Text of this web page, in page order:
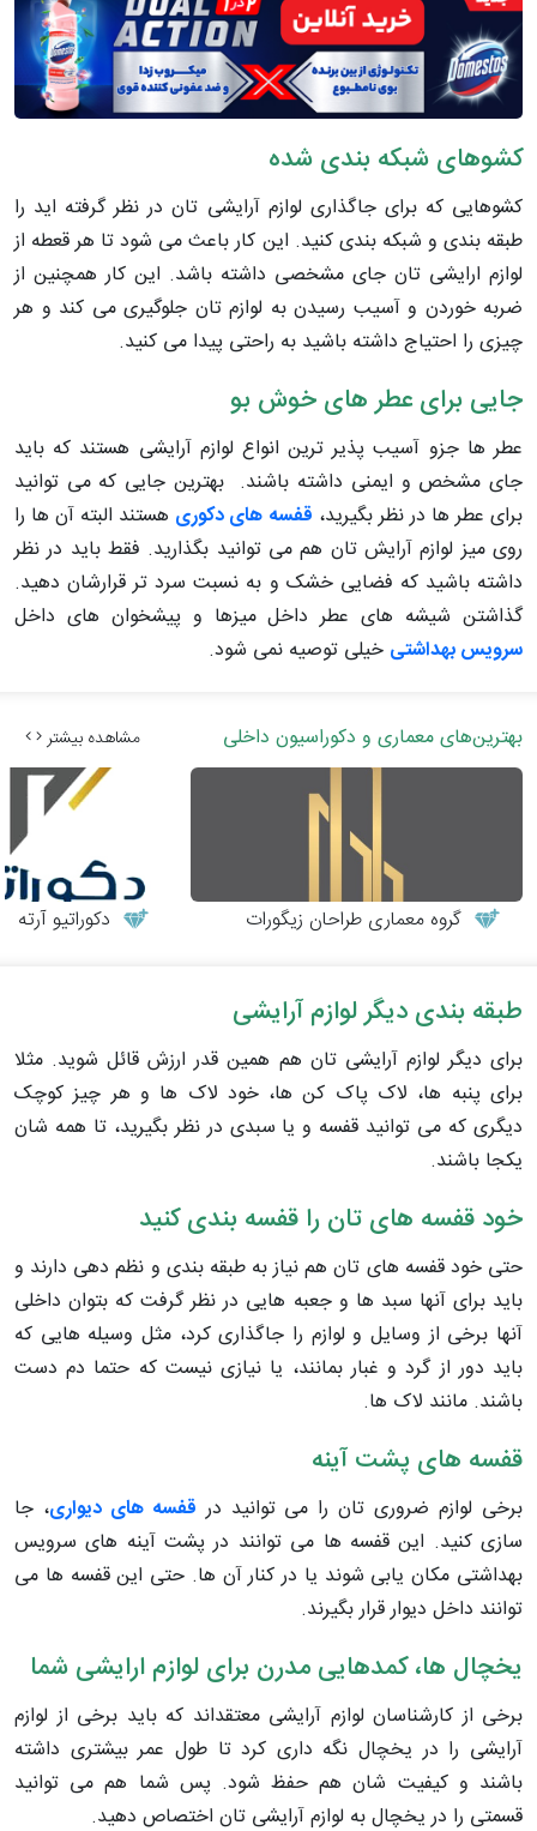
کشوهای شبکه بندی شده
کشوهایی که برای جاگذاری لوازم آرایشی تان در نظر گرفته اید را
طبقه بندی و شبکه بندی کنید. این کار باعث می شود تا هر قعطه از
لوازم ارایشی تان جای مشخصی داشته باشد. این کار همچنین از
ضربه خوردن و آسیب رسیدن به لوازم تان جلوگیری می کند و هر
چیزی را احتیاج داشته باشید به راحتی پیدا می کنید.
جایی برای عطر های خوش بو
عطر ها جزو آسیب پذیر ترین انواع لوازم آرایشی هستند که باید
جای مشخص و ایمنی داشته باشند. بهترین جایی که می توانید
برای عطر ها در نظر بگیرید، قفسه های دکوری هستند البته آن ها را
روی میز لوازم آرایش تان هم می توانید بگذارید. فقط باید در نظر
داشته باشید که فضایی خشک و به نسبت سرد تر قرارشان دهید.
گذاشتن شیشه های عطر داخل میزها و پیشخوان های داخل
سرویس بهداشتی خیلی توصیه نمی شود.
بهترین‌های معماری و دکوراسیون داخلی مشاهده بیشتر
گروه معماری طراحان زیگورات دکوراتیو آرته
طبقه بندی دیگر لوازم آرایشی
برای دیگر لوازم آرایشی تان هم همین قدر ارزش قائل شوید. مثلا
برای پنبه ها، لاک پاک کن ها، خود لاک ها و هر چیز کوچک
دیگری که می توانید قفسه و یا سبدی در نظر بگیرید، تا همه شان
یکجا باشند.
خود قفسه های تان را قفسه بندی کنید
حتی خود قفسه های تان هم نیاز به طبقه بندی و نظم دهی دارند و
باید برای آنها سبد ها و جعبه هایی در نظر گرفت که بتوان داخلی
آنها برخی از وسایل و لوازم را جاگذاری کرد، مثل وسیله هایی که
باید دور از گرد و غبار بمانند، یا نیازی نیست که حتما دم دست
باشند. مانند لاک ها.
قفسه های پشت آینه
برخی لوازم ضروری تان را می توانید در قفسه های دیواری، جا
سازی کنید. این قفسه ها می توانند در پشت آینه های سرویس
بهداشتی مکان یابی شوند یا در کنار آن ها. حتی این قفسه ها می
توانند داخل دیوار قرار بگیرند.
یخچال ها، کمدهایی مدرن برای لوازم ارایشی شما
برخی از کارشناسان لوازم آرایشی معتقداند که باید برخی از لوازم
آرایشی را در یخچال نگه داری کرد تا طول عمر بیشتری داشته
باشند و کیفیت شان هم حفظ شود. پس شما هم می توانید
قسمتی را در یخچال به لوازم آرایشی تان اختصاص دهید.